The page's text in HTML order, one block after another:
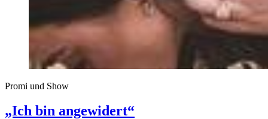
Promi und Show
„Ich bin angewidert“